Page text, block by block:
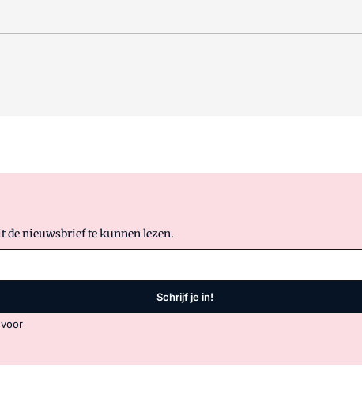
de nieuwsbrief te kunnen lezen.
Schrijf je in!